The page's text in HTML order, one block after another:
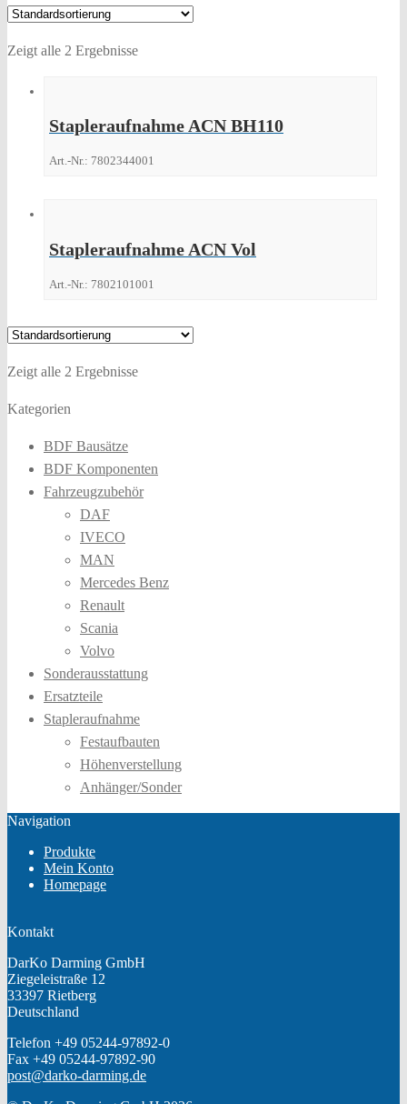
Zeigt alle 2 Ergebnisse
Stapleraufnahme ACN BH110
Art.-Nr.: 7802344001
Stapleraufnahme ACN Vol
Art.-Nr.: 7802101001
Zeigt alle 2 Ergebnisse
Kategorien
BDF Bausätze
BDF Komponenten
Fahrzeugzubehör
DAF
IVECO
MAN
Mercedes Benz
Renault
Scania
Volvo
Sonderausstattung
Ersatzteile
Stapleraufnahme
Festaufbauten
Höhenverstellung
Anhänger/Sonder
Navigation
Produkte
Mein Konto
Homepage
Kontakt
DarKo Darming GmbH
Ziegeleistraße 12
33397 Rietberg
Deutschland
Telefon +49 05244-97892-0
Fax +49 05244-97892-90
post@darko-darming.de